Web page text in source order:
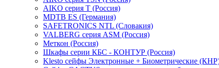
AIKO серия Т (Россия)
MDTB ES (Германия)
SAFETRONICS NTL (Словакия)
VALBERG серия ASM (Россия)
Меткон (Россия)
Шкафы серии КБС - КОНТУР (Россия)
Klesto сейфы Электронные + Биометрические